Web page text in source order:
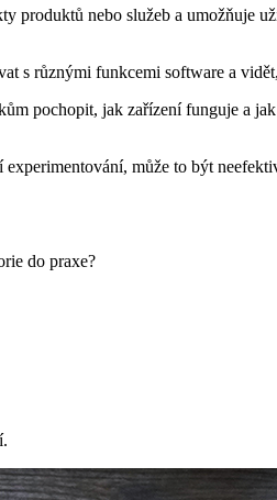
produktů nebo služeb a umožňuje
s různými funkcemi software a
pochopit, jak zařízení funguje a
může to být
do praxe?